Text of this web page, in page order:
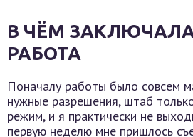
В ЧЁМ
РАБОТА
Поначалу работы было совсем
нужные разрешения, штаб
режим, и я практически не
первую неделю мне пришлось